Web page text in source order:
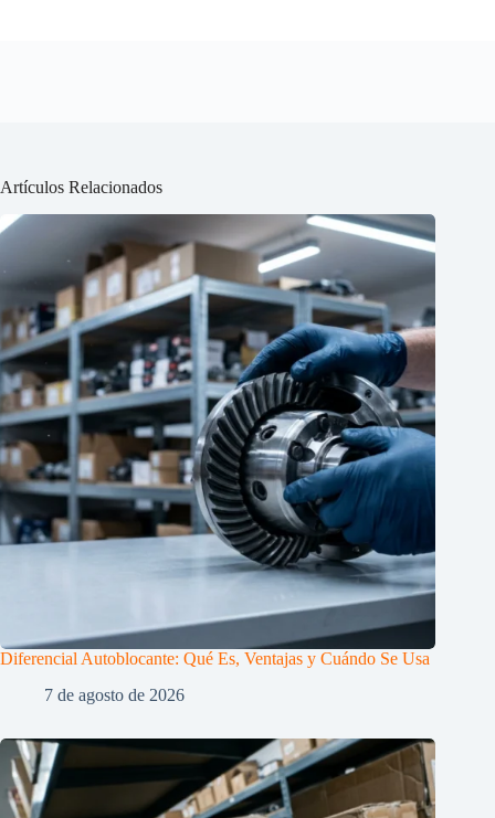
Artículos Relacionados
Diferencial Autoblocante: Qué Es, Ventajas y Cuándo Se Usa
7 de agosto de 2026